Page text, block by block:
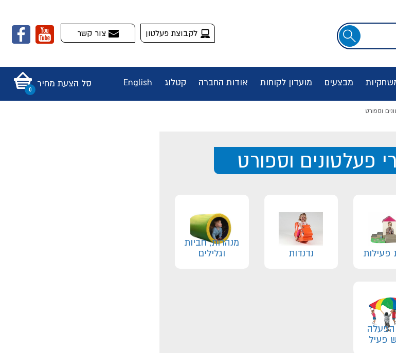
חיפוש
לקבוצת פעלטון צור קשר
מבצעים מועדון לקוחות אודות החברה קטלוג English סל הצעת מחיר
וספורט
פעלטונים וספורט
פעילות נדנדות
מנהרות, חביות
וגלילים
הפעלה
פעיל